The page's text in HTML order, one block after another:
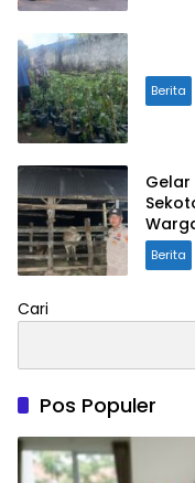
Berita
Gelar
Berita
Cari
Pos Populer